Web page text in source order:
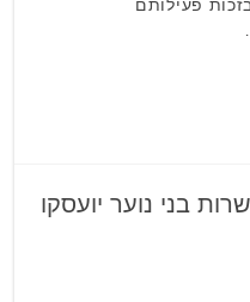
פעילותם
בני נוער יועסקו